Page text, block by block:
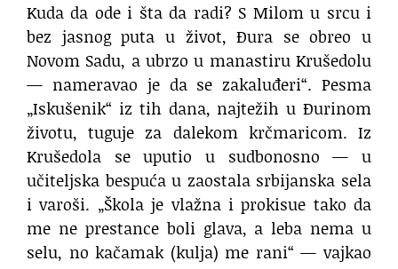
Kuda da ode i šta da radi? S Milom u srcu i
bez jasnog puta u život, Đura se obreo u
Novom Sadu, a ubrzo u manastiru Krušedolu
— nameravao je da se zakaluđeri“. Pesma
„Iskušenik“ iz tih dana, najtežih u Đurinom
životu, tuguje za dalekom krčmaricom. Iz
Krušedola se uputio u sudbonosno — u
učiteljska bespuća u zaostala srbijanska sela
i varoši. „Škola je vlažna i prokisue tako da
me ne prestance boli glava, a leba nema u
selu, no kačamak (kulja) me rani“ — vajkao